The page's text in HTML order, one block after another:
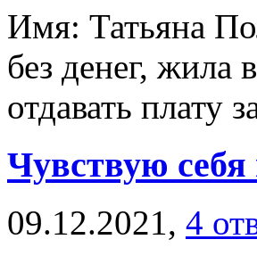
Имя: Татьяна
без денег, жила
отдавать плату
Чувствую
09.12.2021, 4